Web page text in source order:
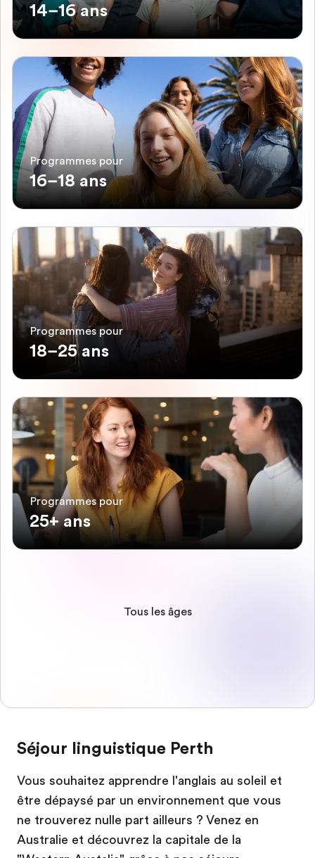
14–16 ans
Programmes pour
16–18 ans
Programmes pour
18–25 ans
Programmes pour
25+ ans
Tous les âges
Séjour linguistique Perth
Vous souhaitez apprendre l'anglais au soleil et
être dépaysé par un environnement que vous
ne trouverez nulle part ailleurs ? Venez en
Australie et découvrez la capitale de la